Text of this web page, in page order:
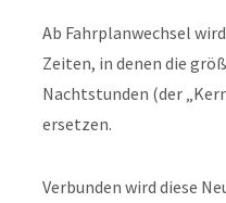
Ab Fahrplanwechsel
Zeiten, in denen die
Nachtstunden (der
ersetzen.
Verbunden wird diese